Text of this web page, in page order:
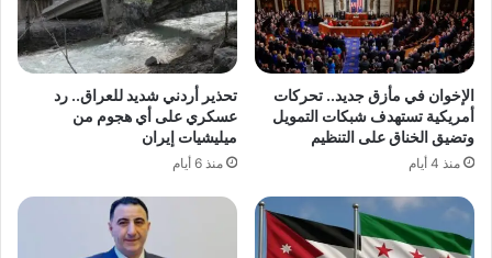
الإخوان في مأزق جديد.. تحركات
أمريكية تستهدف شبكات التمويل
وتضيق الخناق على التنظيم
منذ 4 أيام
تحذير أردني شديد للعراق.. رد
عسكري على أي هجوم من
ميليشيات إيران
منذ 6 أيام